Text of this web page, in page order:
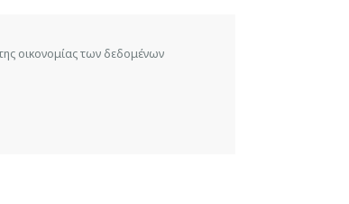
οικονομίας των δεδομένων